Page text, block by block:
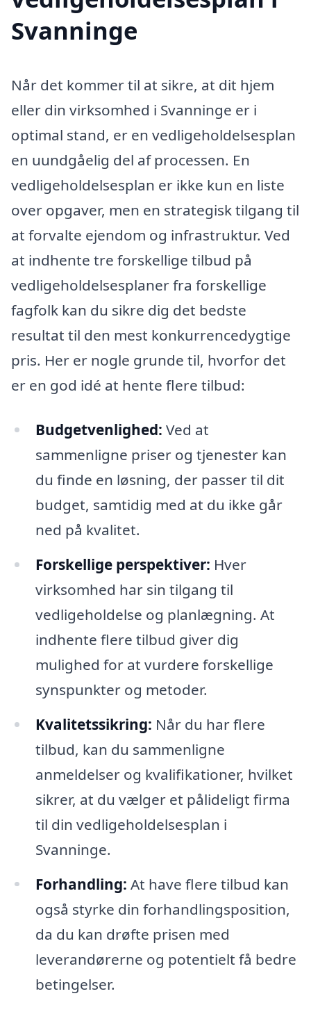
Svanninge
Når det kommer til at sikre, at dit hjem
eller din virksomhed i Svanninge er i
optimal stand, er en vedligeholdelsesplan
en uundgåelig del af processen. En
vedligeholdelsesplan er ikke kun en liste
over opgaver, men en strategisk tilgang til
at forvalte ejendom og infrastruktur. Ved
at indhente tre forskellige tilbud på
vedligeholdelsesplaner fra forskellige
fagfolk kan du sikre dig det bedste
resultat til den mest konkurrencedygtige
pris. Her er nogle grunde til, hvorfor det
er en god idé at hente flere tilbud:
Budgetvenlighed: Ved at
sammenligne priser og tjenester kan
du finde en løsning, der passer til dit
budget, samtidig med at du ikke går
ned på kvalitet.
Forskellige perspektiver: Hver
virksomhed har sin tilgang til
vedligeholdelse og planlægning. At
indhente flere tilbud giver dig
mulighed for at vurdere forskellige
synspunkter og metoder.
Kvalitetssikring: Når du har flere
tilbud, kan du sammenligne
anmeldelser og kvalifikationer, hvilket
sikrer, at du vælger et pålideligt firma
til din vedligeholdelsesplan i
Svanninge.
Forhandling: At have flere tilbud kan
også styrke din forhandlingsposition,
da du kan drøfte prisen med
leverandørerne og potentielt få bedre
betingelser.